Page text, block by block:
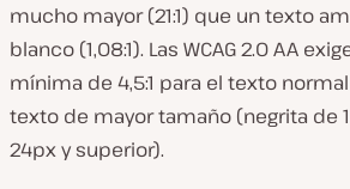
mucho mayor (21:1) que un texto
blanco (1,08:1). Las WCAG 2.0 AA
mínima de 4,5:1 para el texto normal
texto de mayor tamaño (negrita de
24px y superior).